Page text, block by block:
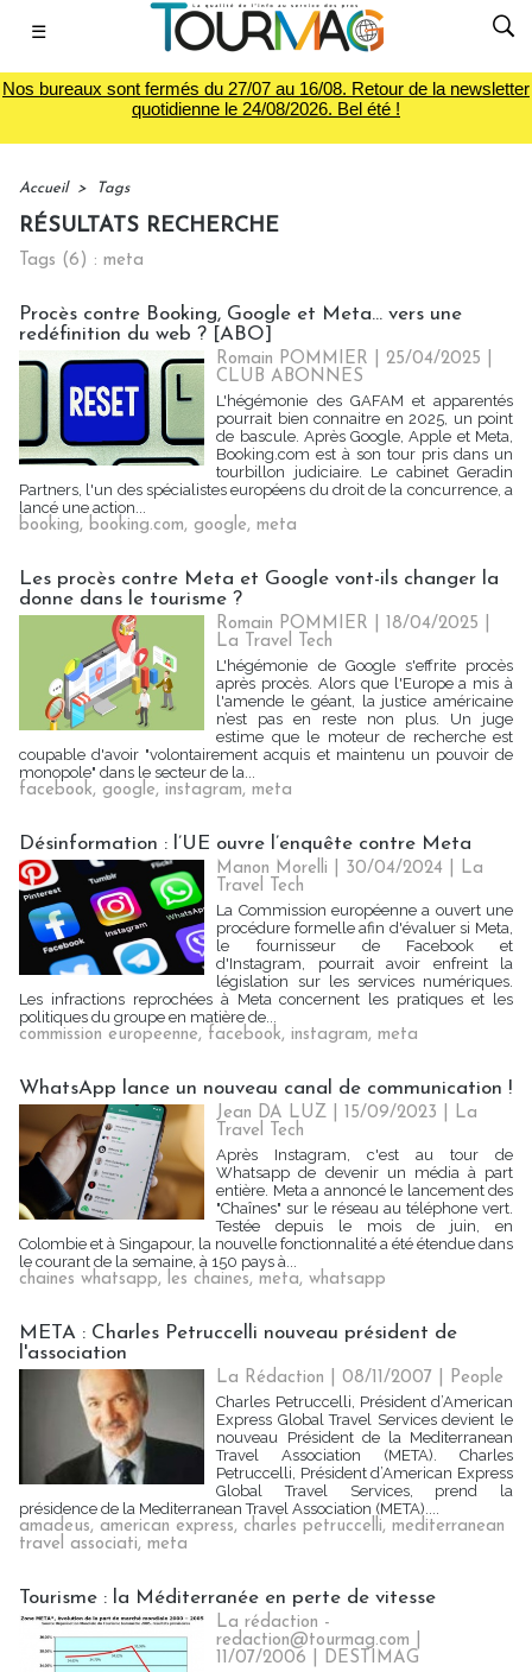
☰
Nos bureaux sont fermés du 27/07 au 16/08. Retour de la newsletter
quotidienne le 24/08/2026. Bel été !
Accueil > Tags
RÉSULTATS RECHERCHE
Tags (6) : meta
Procès contre Booking, Google et Meta... vers une
redéfinition du web ? [ABO]
Romain POMMIER | 25/04/2025
CLUB ABONNES
L'hégémonie des GAFAM et apparentés
pourrait bien connaitre en 2025, un point
de bascule. Après Google, Apple et Meta,
Booking.com est à son tour pris dans un
tourbillon judiciaire. Le cabinet Geradin
Partners, l'un des spécialistes européens du droit de la concurrence, a
lancé une action...
booking, booking.com, google, meta
Les procès contre Meta et Google vont-ils changer la
donne dans le tourisme ?
Romain POMMIER | 18/04/2025
La Travel Tech
L'hégémonie de Google s'effrite procès
après procès. Alors que l'Europe a mis à
l'amende le géant, la justice américaine
n’est pas en reste non plus. Un juge
estime que le moteur de recherche est
coupable d'avoir "volontairement acquis et maintenu un pouvoir de
monopole" dans le secteur de la...
facebook, google, instagram, meta
Désinformation : l’UE ouvre l’enquête contre Meta
Manon Morelli | 30/04/2024
La
Travel Tech
La Commission européenne a ouvert une
procédure formelle afin d'évaluer si Meta,
le fournisseur de Facebook et
d'Instagram, pourrait avoir enfreint la
législation sur les services numériques.
Les infractions reprochées à Meta concernent les pratiques et les
politiques du groupe en matière de...
commission europeenne, facebook, instagram, meta
WhatsApp lance un nouveau canal de communication !
Jean DA LUZ | 15/09/2023
La
Travel Tech
Après Instagram, c'est au tour de
Whatsapp de devenir un média à part
entière. Meta a annoncé le lancement des
"Chaînes" sur le réseau au téléphone vert.
Testée depuis le mois de juin, en
Colombie et à Singapour, la nouvelle fonctionnalité a été étendue dans
le courant de la semaine, à 150 pays à...
chaines whatsapp, les chaines, meta, whatsapp
META : Charles Petruccelli nouveau président de
l'association
La Rédaction | 08/11/2007
People
Charles Petruccelli, Président d’American
Express Global Travel Services devient le
nouveau Président de la Mediterranean
Travel Association (META). Charles
Petruccelli, Président d’American Express
Global Travel Services, prend la
présidence de la Mediterranean Travel Association (META)....
amadeus, american express, charles petruccelli, mediterranean
travel associati, meta
Tourisme : la Méditerranée en perte de vitesse
La rédaction -
redaction@tourmag.com |
11/07/2006
DESTIMAG